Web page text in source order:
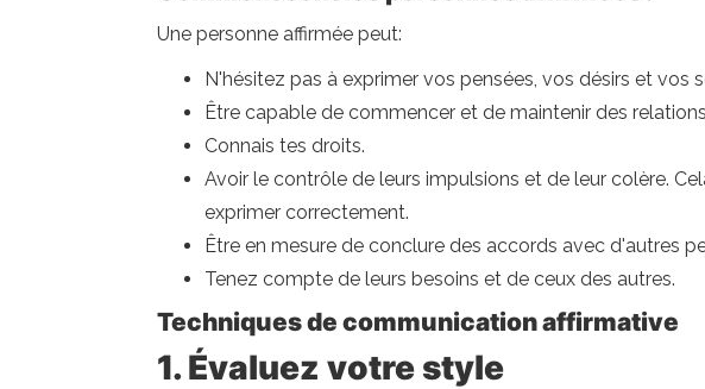
Une personne affirmée peut:
N'hésitez pas à exprimer vos pensées, vos désirs et vos
Être capable de commencer et de maintenir des
Connais tes droits.
Avoir le contrôle de leurs impulsions et de leur colère.
exprimer correctement.
Être en mesure de conclure des accords avec d'autres
Tenez compte de leurs besoins et de ceux des autres.
Techniques de communication affirmative
1. Évaluez votre style